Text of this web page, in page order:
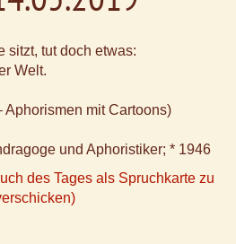
sitzt, tut doch etwas:
Welt.
mit Cartoons)
und Aphoristiker; * 1946
des Tages als Spruchkarte zu